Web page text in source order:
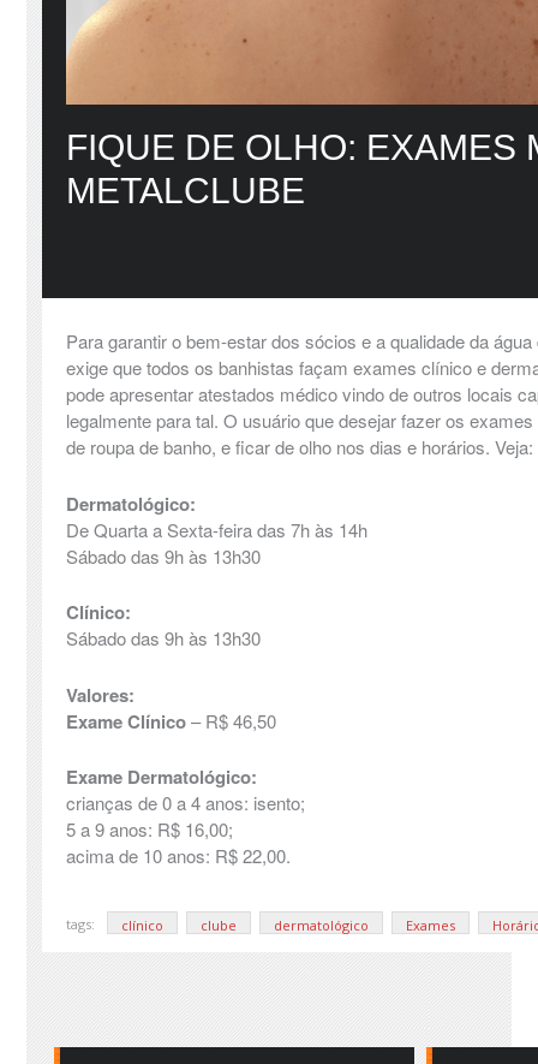
FIQUE DE OLHO: EXAMES
METALCLUBE
Para garantir o bem-estar dos sócios e a qualidade da
exige que todos os banhistas façam exames clínico e
pode apresentar atestados médico vindo de outros locais
legalmente para tal. O usuário que desejar fazer os
de roupa de banho, e ficar de olho nos dias e horários. Veja:
Dermatológico:
De Quarta a Sexta-feira das 7h às 14h
Sábado das 9h às 13h30
Clínico:
Sábado das 9h às 13h30
Valores:
Exame Clínico– R$ 46,50
Exame Dermatológico:
crianças de 0 a 4 anos: isento;
5 a 9 anos: R$ 16,00;
acima de 10 anos: R$ 22,00.
tags: clínico clube dermatológico Exames